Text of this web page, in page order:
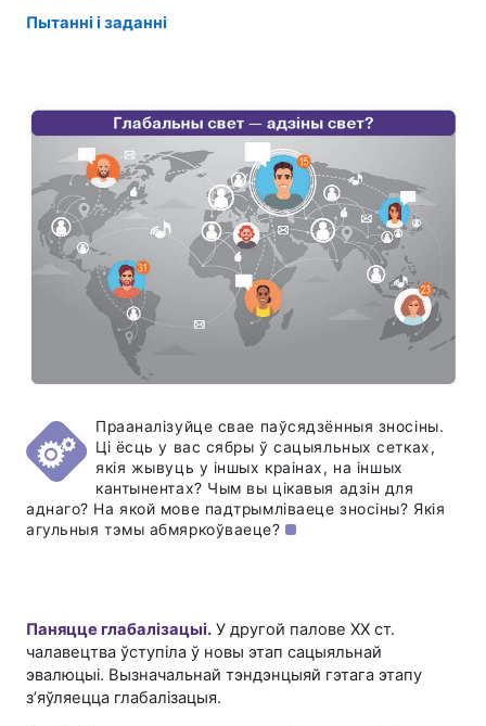
Пытанні і заданні
Прааналізуйце свае паўсядзённыя зносіны.
Ці ёсць у вас сябры ў сацыяльных сетках,
якія жывуць у іншых краінах, на іншых
кантынентах? Чым вы цікавыя адзін для
аднаго? На якой мове падтрымліваеце зносіны? Якія
агульныя тэмы абмяркоўваеце?
Паняцце глабалізацыі. У другой палове ХХ ст.
чалавецтва ўступіла ў новы этап сацыяльнай
эвалюцыі. Вызначальнай тэндэнцыяй гэтага этапу
з’яўляецца глабалізацыя.